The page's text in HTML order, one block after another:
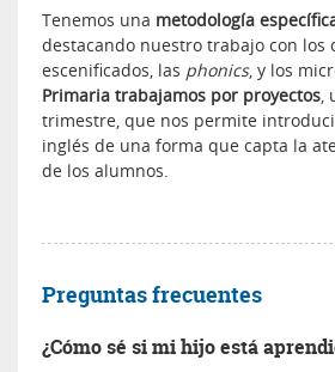
Tenemos una metodología
destacando nuestro trabajo con los
escenificados, las phonics, y los
Primaria trabajamos por proyectos,
trimestre, que nos permite
inglés de una forma que capta la
de los alumnos.
Preguntas frecuentes
¿Cómo sé si mi hijo está